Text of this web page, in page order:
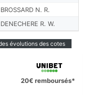
BROSSARD N. R.
DENECHERE R. W.
évolutions des cotes
20€ remboursés*